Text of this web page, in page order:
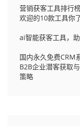
营销获客工具排行
欢迎的10款工具你
ai智能获客工具，
国内永久免费CRM
B2B企业潜客获取
策略